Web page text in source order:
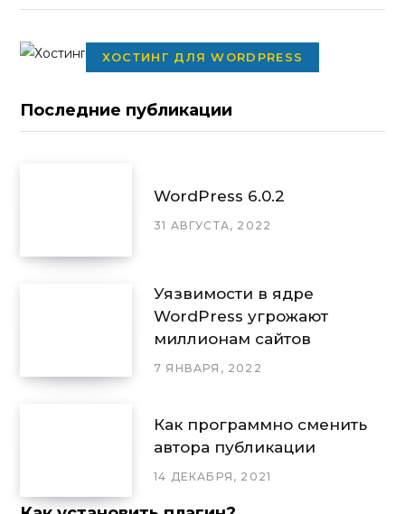
ХОСТИНГ ДЛЯ WORDPRESS
Последние публикации
WordPress 6.0.2
31 АВГУСТА, 2022
Уязвимости в ядре
WordPress угрожают
миллионам сайтов
7 ЯНВАРЯ, 2022
Как программно сменить
автора публикации
14 ДЕКАБРЯ, 2021